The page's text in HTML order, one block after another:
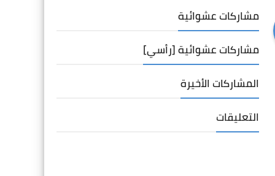
مشاركات عشوائية
مشاركات عشوائية [رأسي]
المشاركات الأخيرة
التعليقات